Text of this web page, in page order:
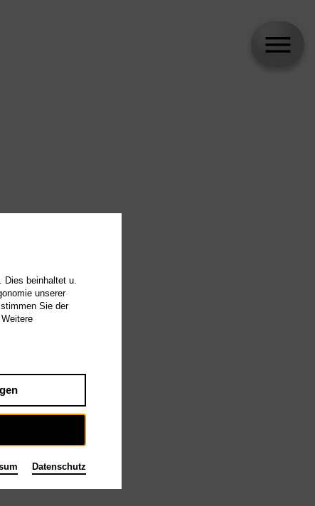
Dies beinhaltet u.
unserer
Sie der
Datenschutz